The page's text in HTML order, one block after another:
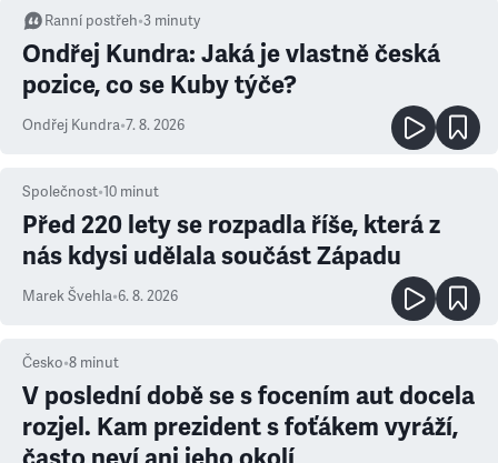
Ranní postřeh•3 minuty
Ondřej Kundra: Jaká je vlastně česká
pozice, co se Kuby týče?
Ondřej Kundra•7. 8. 2026
Společnost•10 minut
Před 220 lety se rozpadla říše, která z
nás kdysi udělala součást Západu
Marek Švehla•6. 8. 2026
Česko•8 minut
V poslední době se s focením aut docela
rozjel. Kam prezident s foťákem vyráží,